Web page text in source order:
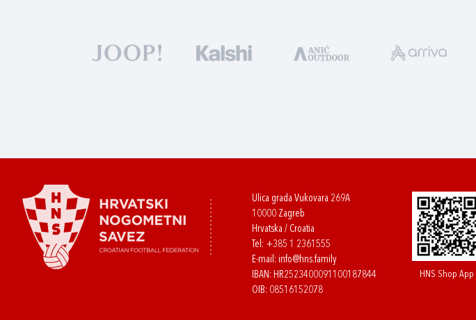
Ulica grada Vukovara 269A
10000 Zagreb
Hrvatska / Croatia
Tel: +385 1 2361555
E-mail: info@hns.family
IBAN: HR2523400091100187844
OIB: 08516152078
HNS Shop App